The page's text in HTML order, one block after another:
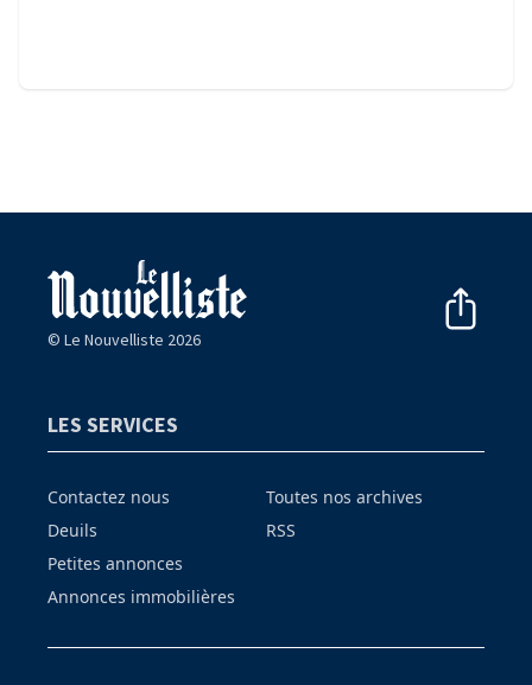
© Le Nouvelliste 2026
LES SERVICES
Contactez nous
Deuils
Petites annonces
Annonces immobilières
Toutes nos archives
RSS